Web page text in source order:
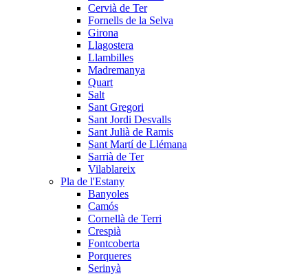
Cervià de Ter
Fornells de la Selva
Girona
Llagostera
Llambilles
Madremanya
Quart
Salt
Sant Gregori
Sant Jordi Desvalls
Sant Julià de Ramis
Sant Martí de Llémana
Sarrià de Ter
Vilablareix
Pla de l'Estany
Banyoles
Camós
Cornellà de Terri
Crespià
Fontcoberta
Porqueres
Serinyà